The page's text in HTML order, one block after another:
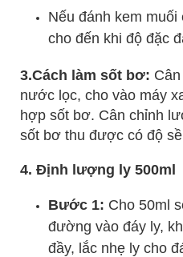
Nếu đánh kem
cho đến khi độ đặc
3.Cách làm sốt bơ:
nước lọc, cho vào máy
hợp sốt bơ. Cân chỉnh
sốt bơ thu được có độ
4. Định lượng ly 500ml
Bước 1: Cho 50ml
đường vào đáy ly,
đầy, lắc nhẹ ly cho